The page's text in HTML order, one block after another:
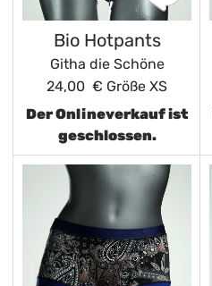
Bio Hotpants
Githa die Schöne
24,00 € Größe XS
Der Onlineverkauf ist
geschlossen.